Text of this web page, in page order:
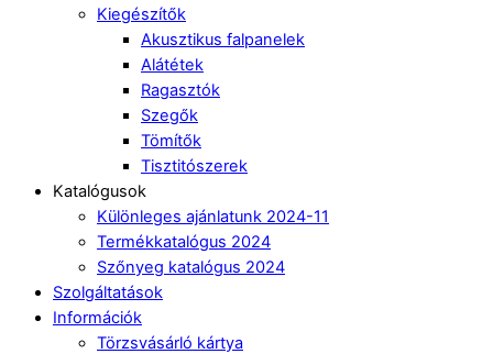
Kiegészítők
Akusztikus falpanelek
Alátétek
Ragasztók
Szegők
Tömítők
Tisztitószerek
Katalógusok
Különleges ajánlatunk 2024-11
Termékkatalógus 2024
Szőnyeg katalógus 2024
Szolgáltatások
Információk
Törzsvásárló kártya